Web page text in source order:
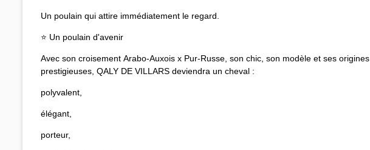
Un poulain qui attire immédiatement le regard.
⭐ Un poulain d'avenir
Avec son croisement Arabo‑Auxois x Pur‑Russe, son chic, son modèle et ses origines
prestigieuses, QALY DE VILLARS deviendra un cheval :
polyvalent,
élégant,
porteur,